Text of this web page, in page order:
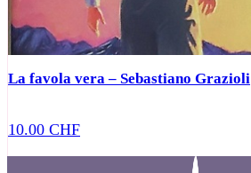
La favola vera – Sebastiano Grazioli
10.00 CHF